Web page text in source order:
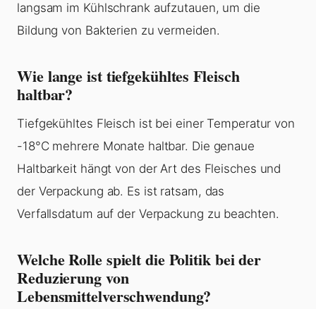
langsam im Kühlschrank aufzutauen, um die
Bildung von Bakterien zu vermeiden.
Wie lange ist tiefgekühltes Fleisch
haltbar?
Tiefgekühltes Fleisch ist bei einer Temperatur von
-18°C mehrere Monate haltbar. Die genaue
Haltbarkeit hängt von der Art des Fleisches und
der Verpackung ab. Es ist ratsam, das
Verfallsdatum auf der Verpackung zu beachten.
Welche Rolle spielt die Politik bei der
Reduzierung von
Lebensmittelverschwendung?